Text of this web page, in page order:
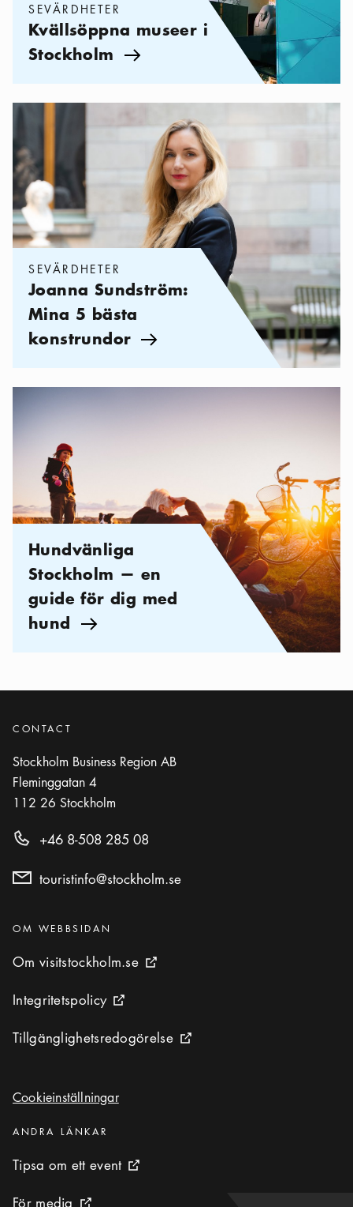
SEVÄRDHETER
Kvällsöppna museer i
Stockholm Pil ikon
Kategorier: Sevärdheter
SEVÄRDHETER
Joanna Sundström:
Mina 5 bästa
konstrundor Pil ikon
Hundvänliga
Stockholm — en
guide för dig med
hund Pil ikon
CONTACT
Stockholm Business Region AB
Fleminggatan 4
112 26 Stockholm
+46 8-508 285 08
touristinfo@stockholm.se
Kategorier:
OM WEBBSIDAN
Om visitstockholm.se
Om visitstockholm.se Extern ikon
Integritetspolicy
Integritetspolicy Extern ikon
Tillgänglighetsredogörelse
Tillgänglighetsredogörelse Extern ikon
Cookieinställningar
Cookieinställningar
Kategorier :
ANDRA LÄNKAR
Tipsa om ett event
Tipsa om ett event Extern ikon
För media
För media